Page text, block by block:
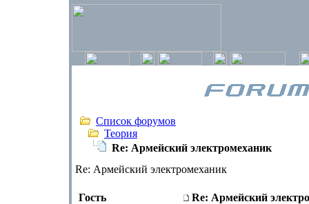
Список форумов
Теория
Re: Армейский электромеханик
Re: Армейский электромеханик
Гость Re: Армейский